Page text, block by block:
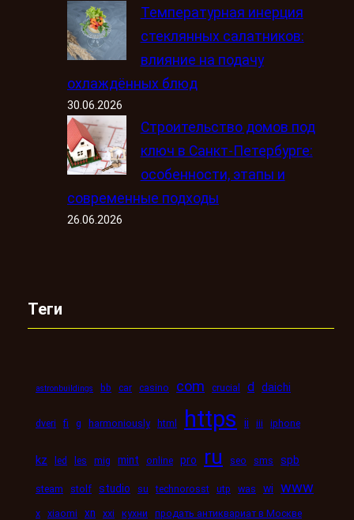
Температурная инерция
стеклянных салатников:
влияние на подачу
охлаждённых блюд
30.06.2026
Строительство домов под
ключ в Санкт-Петербурге:
особенности, этапы и
современные подходы
26.06.2026
Теги
astronbuildings bb car casino com crucial d daichi
dveri fi g harmoniously html https ii iii iphone
kz led les mig mint online pro ru seo sms spb
steam stolf studio su technorosst utp was wi www
x xiaomi xn xxi кухни
продать антиквариат в Москве